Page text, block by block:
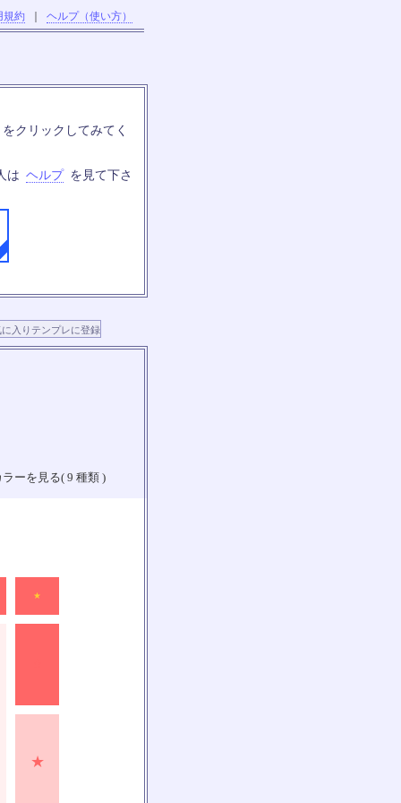
規約 ヘルプ（使い方）
クリックしてみてく
は ヘルプ を見て下さ
ーを見る( 9 種類 )
★
★